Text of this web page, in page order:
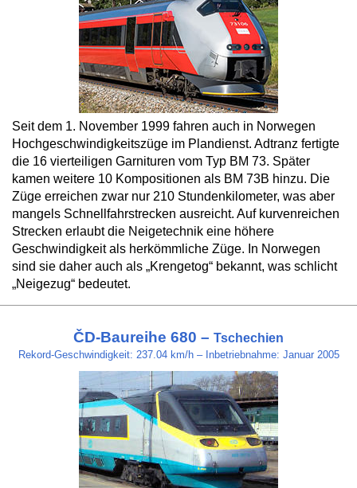
Seit dem 1. November 1999 fahren auch in Norwegen
Hochgeschwindigkeitszüge im Plandienst. Adtranz fertigte
die 16 vierteiligen Garnituren vom Typ BM 73. Später
kamen weitere 10 Kompositionen als BM 73B hinzu. Die
Züge erreichen zwar nur 210 Stundenkilometer, was aber
mangels Schnellfahrstrecken ausreicht. Auf kurvenreichen
Strecken erlaubt die Neigetechnik eine höhere
Geschwindigkeit als herkömmliche Züge. In Norwegen
sind sie daher auch als „Krengetog“ bekannt, was schlicht
„Neigezug“ bedeutet.
ČD-Baureihe 680 – Tschechien
Rekord-Geschwindigkeit: 237.04 km/h – Inbetriebnahme: Januar 2005